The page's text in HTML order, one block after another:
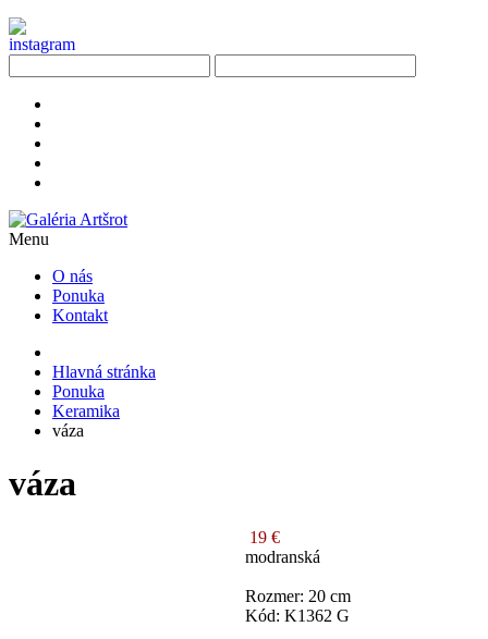
Menu
O nás
Ponuka
Kontakt
Hlavná stránka
Ponuka
Keramika
váza
váza
19 €
modranská
Rozmer: 20 cm
Kód: K1362 G